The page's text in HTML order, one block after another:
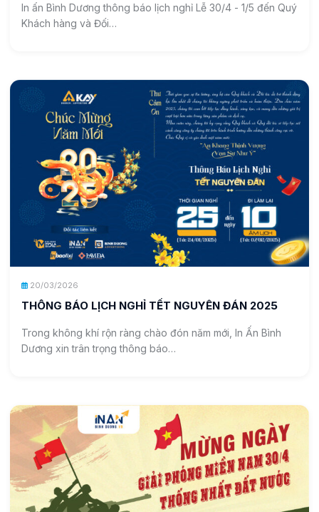
In ấn Bình Dương thông báo lịch nghỉ Lễ 30/4 - 1/5 đến Quý
Khách hàng và Đối…
20/03/2026
THÔNG BÁO LỊCH NGHỈ TẾT NGUYÊN ĐÁN 2025
Trong không khí rộn ràng chào đón năm mới, In Ấn Bình
Dương xin trân trọng thông báo…